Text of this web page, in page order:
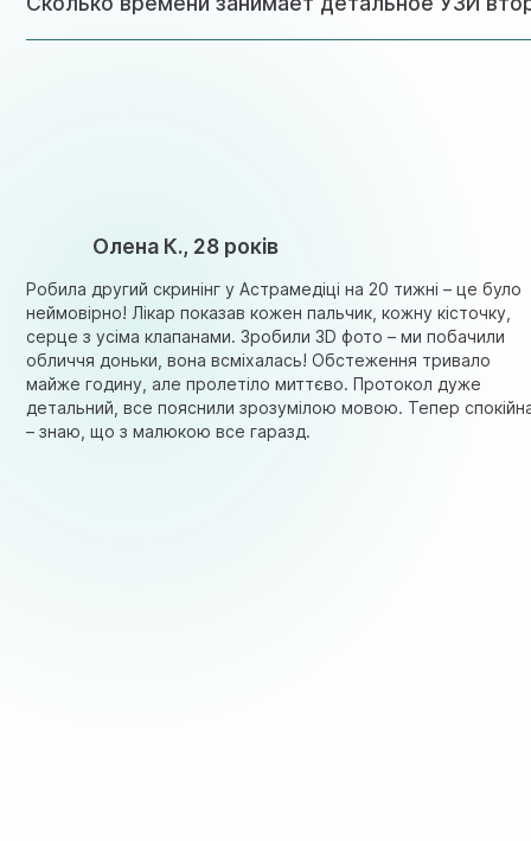
Олена К., 28 років
Робила другий скринінг у Астрамедіці на 20 тижні – це було
неймовірно! Лікар показав кожен пальчик, кожну кісточку,
серце з усіма клапанами. Зробили 3D фото – ми побачили
обличчя доньки, вона всміхалась! Обстеження тривало
майже годину, але пролетіло миттєво. Протокол дуже
детальний, все пояснили зрозумілою мовою. Тепер
– знаю, що з малюкою все гаразд.